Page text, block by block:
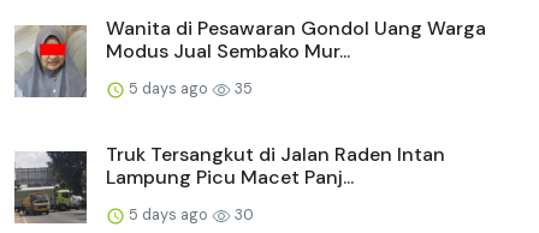
Wanita di Pesawaran Gondol Uang Warga
Modus Jual Sembako Mur...
5 days ago 35
Truk Tersangkut di Jalan Raden Intan
Lampung Picu Macet Panj...
5 days ago 30